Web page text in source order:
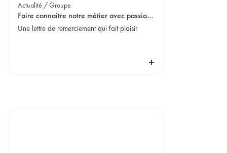
Actualité / Groupe
Faire connaître notre métier avec passion !
Une lettre de remerciement qui fait plaisir